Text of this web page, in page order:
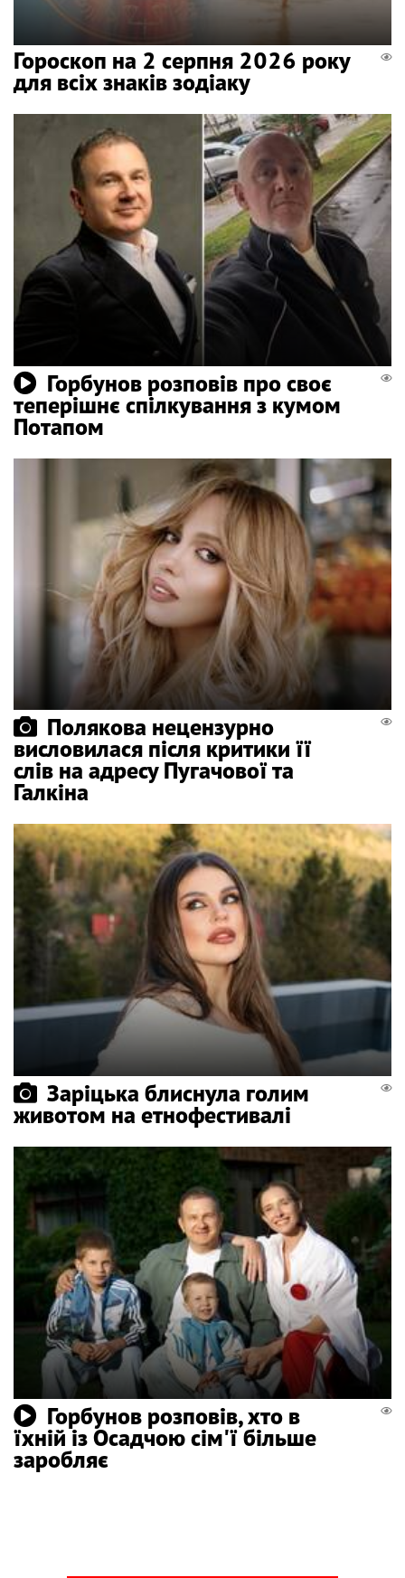
Гороскоп на 2 серпня 2026 року
для всіх знаків зодіаку
Горбунов розповів про своє
теперішнє спілкування з кумом
Потапом
Полякова нецензурно
висловилася після критики її
слів на адресу Пугачової та
Галкіна
Заріцька блиснула голим
животом на етнофестивалі
Горбунов розповів, хто в
їхній із Осадчою сім'ї більше
заробляє